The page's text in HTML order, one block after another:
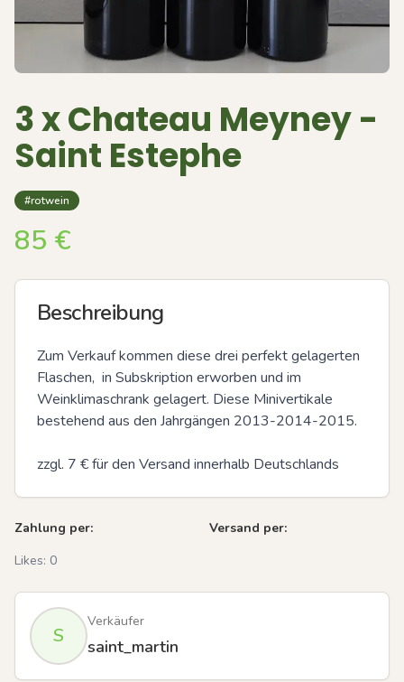
3 x Chateau Meyney -
Saint Estephe
#rotwein
85 €
Beschreibung
Zum Verkauf kommen diese drei perfekt gelagerten
Flaschen,  in Subskription erworben und im
Weinklimaschrank gelagert. Diese Minivertikale
bestehend aus den Jahrgängen 2013-2014-2015.
zzgl. 7 € für den Versand innerhalb Deutschlands
Zahlung per:
Versand per:
Likes: 0
S
Verkäufer
saint_martin